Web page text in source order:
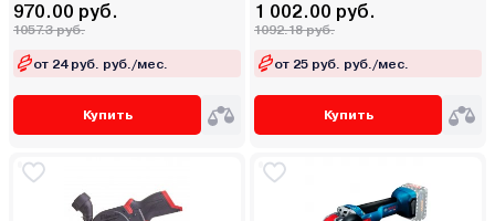
970.00 руб.
1057.3 руб.
от 24 руб. руб./мес.
Купить
1 002.00 руб.
1092.18 руб.
от 25 руб. руб./мес.
Купить